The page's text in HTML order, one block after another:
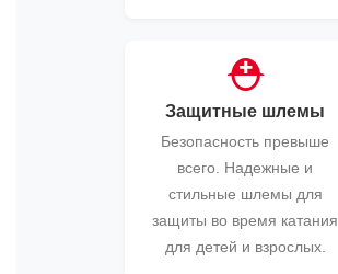
⛑️
Защитные шлемы
Безопасность превыше
всего. Надежные и
стильные шлемы для
защиты во время катания
для детей и взрослых.